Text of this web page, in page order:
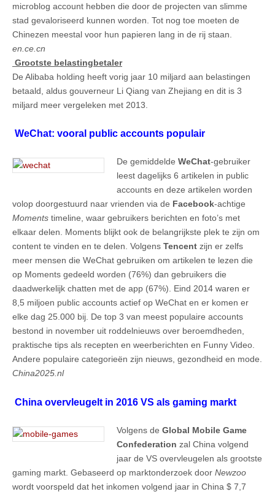
microblog account hebben die door de projecten van slimme
stad gevaloriseerd kunnen worden. Tot nog toe moeten de
Chinezen meestal voor hun papieren lang in de rij staan.
en.ce.cn
Grootste belastingbetaler
De Alibaba holding heeft vorig jaar 10 miljard aan belastingen
betaald, aldus gouverneur Li Qiang van Zhejiang en dit is 3
miljard meer vergeleken met 2013.
WeChat: vooral public accounts populair
De gemiddelde WeChat-gebruiker
leest dagelijks 6 artikelen in public
accounts en deze artikelen worden
volop doorgestuurd naar vrienden via de Facebook-achtige
Moments timeline, waar gebruikers berichten en foto’s met
elkaar delen. Moments blijkt ook de belangrijkste plek te zijn om
content te vinden en te delen. Volgens Tencent zijn er zelfs
meer mensen die WeChat gebruiken om artikelen te lezen die
op Moments gedeeld worden (76%) dan gebruikers die
daadwerkelijk chatten met de app (67%). Eind 2014 waren er
8,5 miljoen public accounts actief op WeChat en er komen er
elke dag 25.000 bij. De top 3 van meest populaire accounts
bestond in november uit roddelnieuws over beroemdheden,
praktische tips als recepten en weerberichten en Funny Video.
Andere populaire categorieën zijn nieuws, gezondheid en mode.
China2025.nl
China overvleugelt in 2016 VS als gaming markt
Volgens de Global Mobile Game
Confederation zal China volgend
jaar de VS overvleugelen als grootste
gaming markt. Gebaseerd op marktonderzoek door Newzoo
wordt voorspeld dat het inkomen volgend jaar in China $ 7,7